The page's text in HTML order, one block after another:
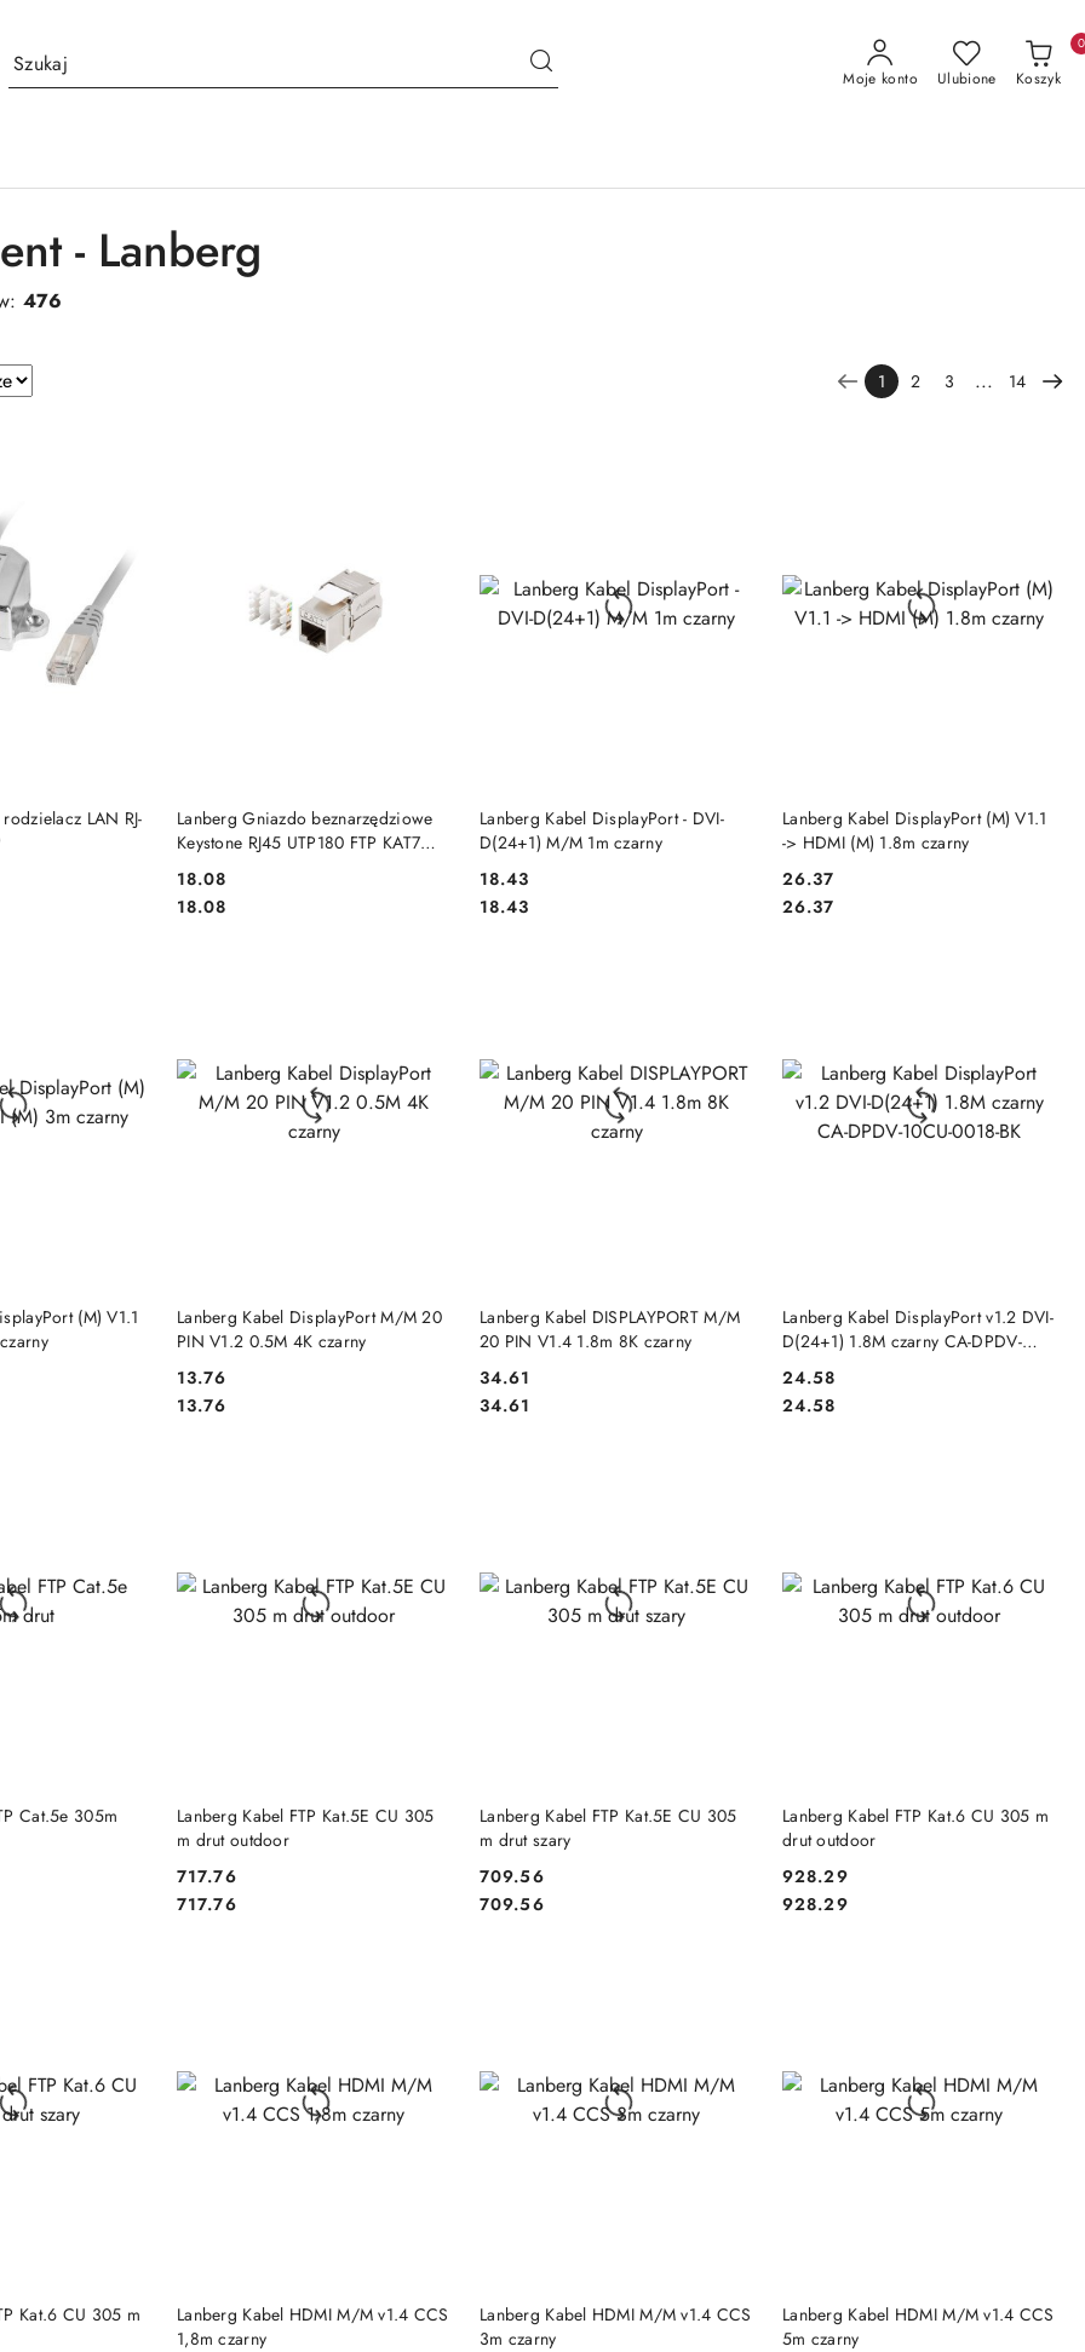
Moje konto Ulubione Koszyk
0
- Lanberg
476
1 2 3 ... 14
LAN RJ-
KOSZYKA
Lanberg Gniazdo beznarzędziowe
Keystone RJ45 UTP180 FTP KAT7
Cena:
18.08
Cena:
18.08
DO KOSZYKA
Lanberg Kabel DisplayPort - DVI-
D(24+1) M/M 1m czarny
Cena:
18.43
Cena:
18.43
DO KOSZYKA
Lanberg Kabel DisplayPort (M) V1.1
-> HDMI (M) 1.8m czarny
Cena:
26.37
Cena:
26.37
DO KOSZYKA
(M) V1.1
Lanberg Kabel DisplayPort M/M 20
PIN V1.2 0.5M 4K czarny
Cena:
13.76
Cena:
13.76
DO KOSZYKA
Lanberg Kabel DISPLAYPORT M/M
20 PIN V1.4 1.8m 8K czarny
Cena:
34.61
Cena:
34.61
DO KOSZYKA
Lanberg Kabel DisplayPort v1.2 DVI-
D(24+1) 1.8M czarny CA-DPDV-
Cena:
24.58
Cena:
24.58
DO KOSZYKA
Cat.5e 305m
KOSZYKA
Lanberg Kabel FTP Kat.5E CU 305
m drut outdoor
Cena:
717.76
Cena:
717.76
DO KOSZYKA
Lanberg Kabel FTP Kat.5E CU 305
m drut szary
Cena:
709.56
Cena:
709.56
DO KOSZYKA
Lanberg Kabel FTP Kat.6 CU 305 m
drut outdoor
Cena:
928.29
Cena:
928.29
DO KOSZYKA
Kat.6 CU 305 m
KOSZYKA
Lanberg Kabel HDMI M/M v1.4 CCS
1,8m czarny
DO KOSZYKA
Lanberg Kabel HDMI M/M v1.4 CCS
3m czarny
DO KOSZYKA
Lanberg Kabel HDMI M/M v1.4 CCS
5m czarny
DO KOSZYKA